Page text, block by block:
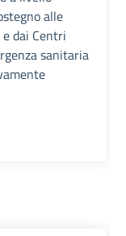
alle
dai Centri
sanitaria